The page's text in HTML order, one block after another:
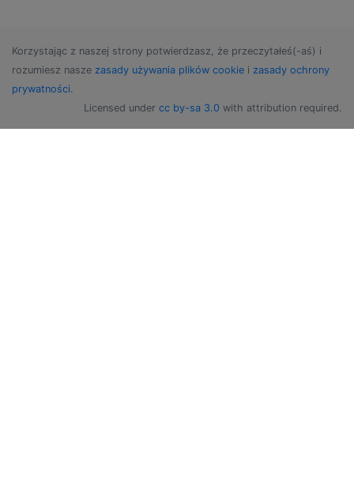
Korzystając z naszej strony potwierdzasz, że przeczytałeś(-aś) i
rozumiesz nasze zasady używania plików cookie i zasady ochrony
prywatności.
Licensed under cc by-sa 3.0 with attribution required.